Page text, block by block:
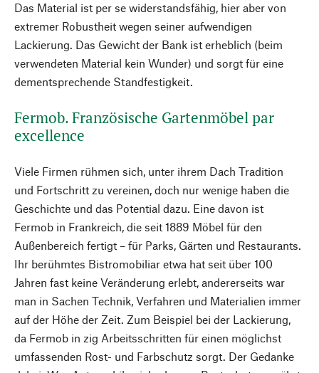
Das Material ist per se widerstandsfähig, hier aber von
extremer Robustheit wegen seiner aufwendigen
Lackierung. Das Gewicht der Bank ist erheblich (beim
verwendeten Material kein Wunder) und sorgt für eine
dementsprechende Standfestigkeit.
Fermob. Französische Gartenmöbel par
excellence
Viele Firmen rühmen sich, unter ihrem Dach Tradition
und Fortschritt zu vereinen, doch nur wenige haben die
Geschichte und das Potential dazu. Eine davon ist
Fermob in Frankreich, die seit 1889 Möbel für den
Außenbereich fertigt – für Parks, Gärten und Restaurants.
Ihr berühmtes Bistromobiliar etwa hat seit über 100
Jahren fast keine Veränderung erlebt, andererseits war
man in Sachen Technik, Verfahren und Materialien immer
auf der Höhe der Zeit. Zum Beispiel bei der Lackierung,
da Fermob in zig Arbeitsschritten für einen möglichst
umfassenden Rost- und Farbschutz sorgt. Der Gedanke